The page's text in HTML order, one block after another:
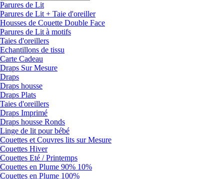
Parures de Lit
Parures de Lit + Taie d'oreiller
Housses de Couette Double Face
Parures de Lit à motifs
Taies d'oreillers
Echantillons de tissu
Carte Cadeau
Draps Sur Mesure
Draps
Draps housse
Draps Plats
Taies d'oreillers
Draps Imprimé
Draps housse Ronds
Linge de lit pour bébé
Couettes et Couvres lits sur Mesure
Couettes Hiver
Couettes Eté / Printemps
Couettes en Plume 90% 10%
Couettes en Plume 100%